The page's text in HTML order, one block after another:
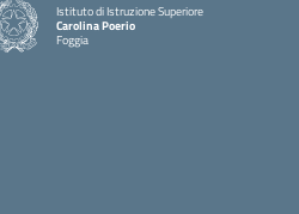
Istituto di Istruzione Superiore
Carolina Poerio
Foggia
— Visita la pagina iniziale della scuola